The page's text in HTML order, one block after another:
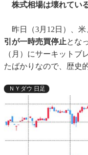
株式相場は壊れている
昨日（3月12日）、米
引が一時売買停止とな
（月）にサーキットブ
たばかりなので、歴史
ＮＹダウ 日足